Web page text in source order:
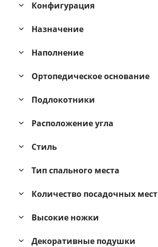
Конфигурация
Назначение
Наполнение
Ортопедическое основание
Подлокотники
Расположение угла
Стиль
Тип спального места
Количество посадочных мест
Высокие ножки
Декоративные подушки